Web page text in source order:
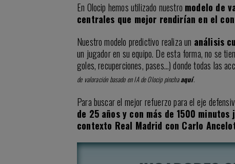
En Olocip hemos utilizado nuestro modelo de
centrales que mejor rendirían en el
Nuestro modelo predictivo realiza un análisis
un jugador en su equipo. De esta forma, no se
goles, recuperciones, pases…) donde todas las
de valoración basado en IA de Olocip pinchaaquí.
Para buscar el mejor refuerzo para el eje
de 25 años y con más de 1500 minutos
contexto Real Madrid con Carlo